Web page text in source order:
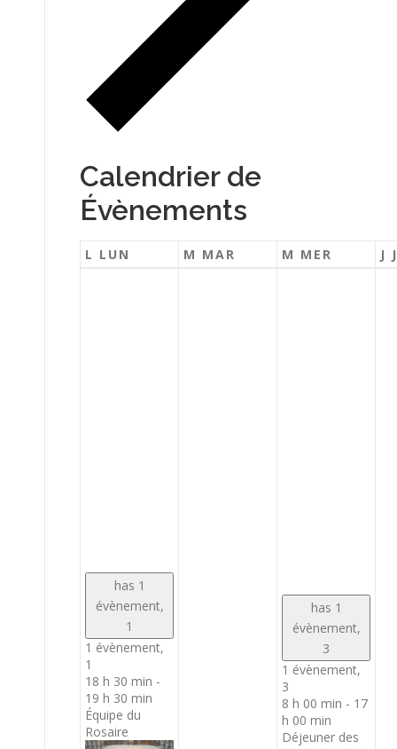
Calendrier de
Évènements
L LUN M MAR M MER J
has 1
évènement,
1
1 évènement,
1
18 h 30 min -
19 h 30 min
Équipe du
Rosaire
has 1
évènement,
3
1 évènement,
3
8 h 00 min - 17
h 00 min
Déjeuner des